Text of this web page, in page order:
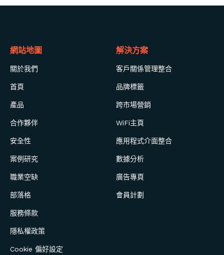
網站地圖
關於我們
首頁
產品
合作夥伴
安全性
案例研究
職業空缺
部落格
服務條款
隱私權政策
Cookie 偏好設定
解決方案
客戶關係管理整合
品牌標籤
跨市場營銷
WiFi主頁
應用程式介面整合
數據分析
廣告專頁
會員計劃